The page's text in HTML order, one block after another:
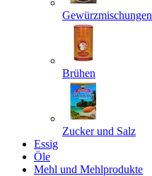
Gewürzmischungen
Brühen
Zucker und Salz
Essig
Öle
Mehl und Mehlprodukte